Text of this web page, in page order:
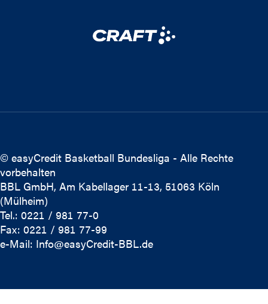
© easyCredit Basketball Bundesliga - Alle Rechte
vorbehalten
BBL GmbH, Am Kabellager 11-13, 51063 Köln
(Mülheim)
Tel.: 0221 / 981 77-0
Fax: 0221 / 981 77-99
e-Mail: Info@easyCredit-BBL.de